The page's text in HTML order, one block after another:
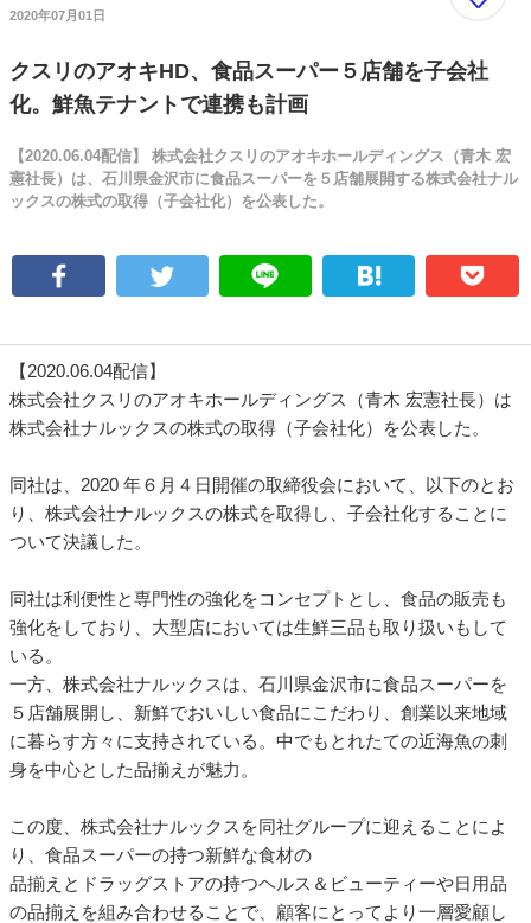
2020年07月01日
クスリのアオキHD、食品スーパー５店舗を子会社
化。鮮魚テナントで連携も計画
【2020.06.04配信】 株式会社クスリのアオキホールディングス（青木 宏
憲社長）は、石川県金沢市に食品スーパーを５店舗展開する株式会社ナル
ックスの株式の取得（子会社化）を公表した。
【2020.06.04配信】
株式会社クスリのアオキホールディングス（青木 宏憲社長）は
株式会社ナルックスの株式の取得（子会社化）を公表した。
同社は、2020 年６月４日開催の取締役会において、以下のとお
り、株式会社ナルックスの株式を取得し、子会社化することに
ついて決議した。
同社は利便性と専門性の強化をコンセプトとし、食品の販売も
強化をしており、大型店においては生鮮三品も取り扱いもして
いる。
一方、株式会社ナルックスは、石川県金沢市に食品スーパーを
５店舗展開し、新鮮でおいしい食品にこだわり、創業以来地域
に暮らす方々に支持されている。中でもとれたての近海魚の刺
身を中心とした品揃えが魅力。
この度、株式会社ナルックスを同社グループに迎えることによ
り、食品スーパーの持つ新鮮な食材の
品揃えとドラッグストアの持つヘルス＆ビューティーや日用品
の品揃えを組み合わせることで、顧客にとってより一層愛顧し